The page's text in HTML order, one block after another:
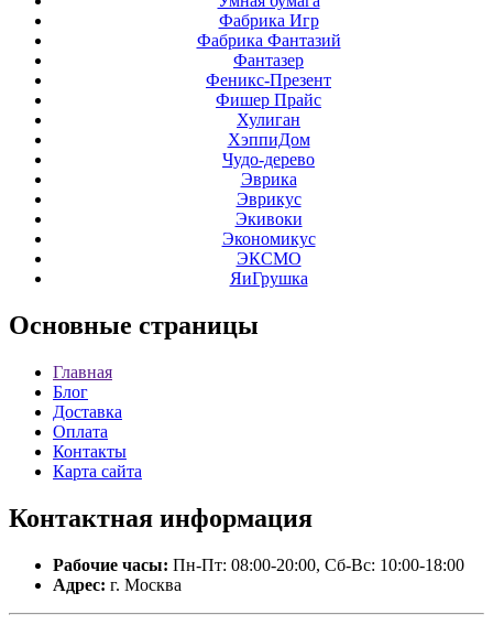
Фабрика Игр
Фабрика Фантазий
Фантазер
Феникс-Презент
Фишер Прайс
Хулиган
ХэппиДом
Чудо-дерево
Эврика
Эврикус
Экивоки
Экономикус
ЭКСМО
ЯиГрушка
Основные страницы
Главная
Блог
Доставка
Оплата
Контакты
Карта сайта
Контактная информация
Рабочие часы: Пн-Пт: 08:00-20:00, Сб-Вс: 10:00-18:00
Адрес: г. Москва